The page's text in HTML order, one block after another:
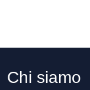
Chi siamo